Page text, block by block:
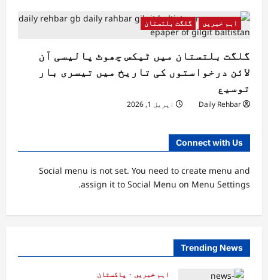
اہم خبریں گلگت بلتستان
گلگت بلتستان میں ٹیکس چھوٹ پالیسی آن
لائن درخواستوں کی تاریخ میں تیسری بار
توسیع
Daily Rehbar اپریل 1, 2026
Connect with Us
Social menu is not set. You need to create menu and
assign it to Social Menu on Menu Settings.
Trending News
اہم خبریں
پاکستان